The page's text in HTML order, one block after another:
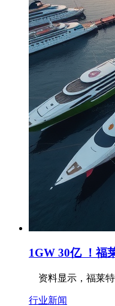
1GW 30亿 ！福
资料显示，福莱特
行业新闻